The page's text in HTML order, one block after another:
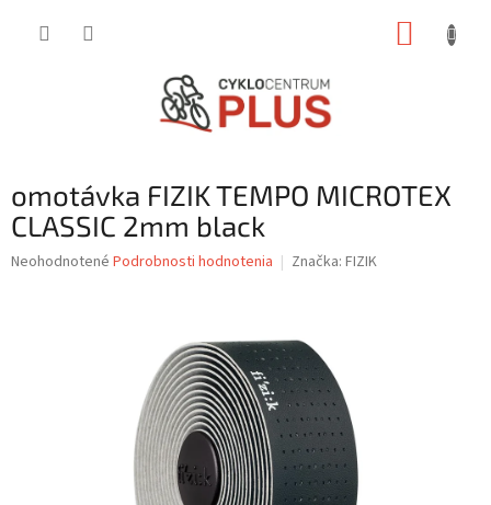
omotávka FIZIK TEMPO MICROTEX
CLASSIC 2mm black
Priemerné
Neohodnotené Podrobnosti hodnotenia Značka: FIZIK